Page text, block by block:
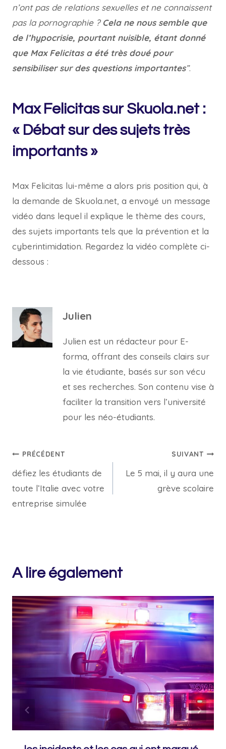
n’ont pas de relations sexuelles et ne connaissent
pas la pornographie ? Cela ne nous semble que
de l’hypocrisie, pourtant nuisible, étant donné
que Max Felicitas a été très doué pour
sensibiliser sur des questions importantes”.
Max Felicitas sur Skuola.net :
« Débat sur des sujets très
importants »
Max Felicitas lui-même a alors pris position qui, à
la demande de Skuola.net, a envoyé un message
vidéo dans lequel il explique le thème des cours,
des sujets importants tels que la prévention et la
cyberintimidation. Regardez la vidéo complète ci-
dessous :
Julien
Julien est un rédacteur pour E-
forma, offrant des conseils clairs sur
la vie étudiante, basés sur son vécu
et ses recherches. Son contenu vise à
faciliter la transition vers l’université
pour les néo-étudiants.
Navigation
de
l’article
PRÉCÉDENT
défiez les étudiants de
toute l’Italie avec votre
entreprise simulée
SUIVANT
Le 5 mai, il y aura une
grève scolaire
A lire également